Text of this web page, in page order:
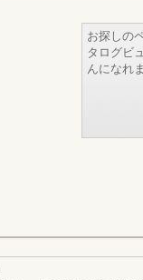
お探しの
タログビ
んになれ